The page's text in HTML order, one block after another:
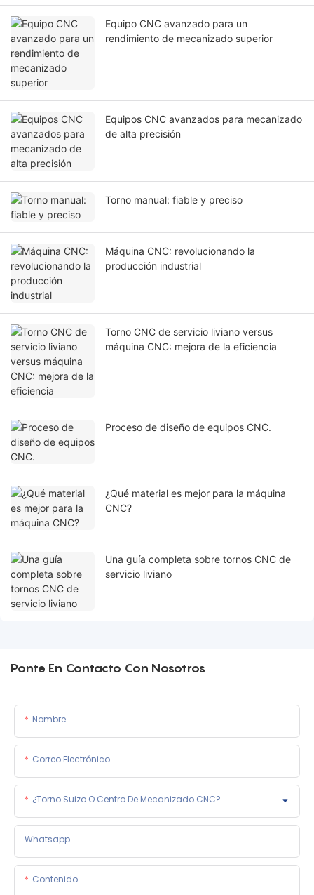
Equipo CNC avanzado para un
rendimiento de mecanizado superior
Equipos CNC avanzados para mecanizado
de alta precisión
Torno manual: fiable y preciso
Máquina CNC: revolucionando la
producción industrial
Torno CNC de servicio liviano versus
máquina CNC: mejora de la eficiencia
Proceso de diseño de equipos CNC.
¿Qué material es mejor para la máquina
CNC?
Una guía completa sobre tornos CNC de
servicio liviano
Ponte En Contacto Con Nosotros
Nombre
Correo Electrónico
¿Torno Suizo O Centro De Mecanizado CNC?
Whatsapp
Contenido